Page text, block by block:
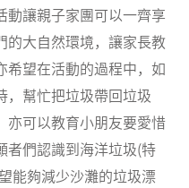
動讓親子家團可以一齊享
的大自然環境，讓家長教
希望在活動的過程中，如
，幫忙把垃圾帶回垃圾
亦可以教育小朋友要愛惜
者們認識到海洋垃圾(特
能夠減少沙灘的垃圾漂